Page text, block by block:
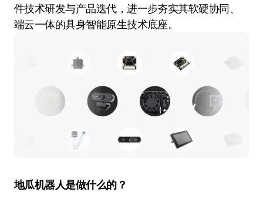
件技术研发与产品迭代，进一步夯实其软硬协同、
端云一体的具身智能原生技术底座。
地瓜机器人是做什么的？